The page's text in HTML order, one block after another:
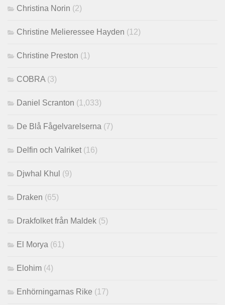
Christina Norin (2)
Christine Melieressee Hayden (12)
Christine Preston (1)
COBRA (3)
Daniel Scranton (1,033)
De Blå Fågelvarelserna (7)
Delfin och Valriket (16)
Djwhal Khul (9)
Draken (65)
Drakfolket från Maldek (5)
El Morya (61)
Elohim (4)
Enhörningarnas Rike (17)